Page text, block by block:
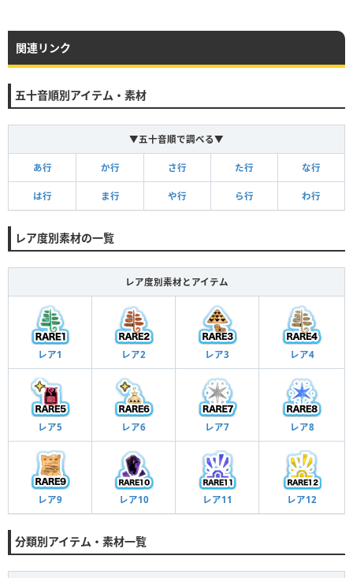
関連リンク
五十音順別アイテム・素材
▼五十音順で調べる▼
あ行 か行 さ行 た行 な行
は行 ま行 や行 ら行 わ行
レア度別素材の一覧
レア度別素材とアイテム
レア1 レア2 レア3 レア4
レア5 レア6 レア7 レア8
レア9 レア10 レア11 レア12
分類別アイテム・素材一覧